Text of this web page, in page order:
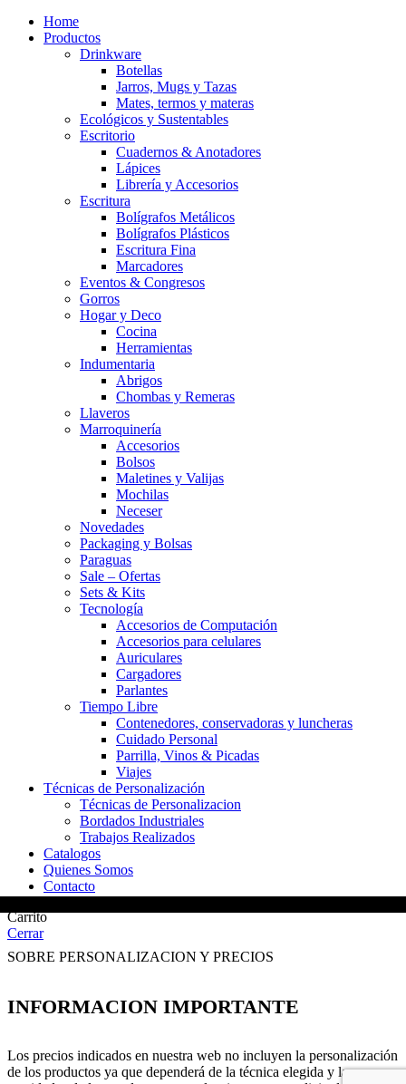
Home
Productos
Drinkware
Botellas
Jarros, Mugs y Tazas
Mates, termos y materas
Ecológicos y Sustentables
Escritorio
Cuadernos & Anotadores
Lápices
Librería y Accesorios
Escritura
Bolígrafos Metálicos
Bolígrafos Plásticos
Escritura Fina
Marcadores
Eventos & Congresos
Gorros
Hogar y Deco
Cocina
Herramientas
Indumentaria
Abrigos
Chombas y Remeras
Llaveros
Marroquinería
Accesorios
Bolsos
Maletines y Valijas
Mochilas
Neceser
Novedades
Packaging y Bolsas
Paraguas
Sale – Ofertas
Sets & Kits
Tecnología
Accesorios de Computación
Accesorios para celulares
Auriculares
Cargadores
Parlantes
Tiempo Libre
Contenedores, conservadoras y luncheras
Cuidado Personal
Parrilla, Vinos & Picadas
Viajes
Técnicas de Personalización
Técnicas de Personalizacion
Bordados Industriales
Trabajos Realizados
Catalogos
Quienes Somos
Contacto
Carrito
Cerrar
SOBRE PERSONALIZACION Y PRECIOS
INFORMACION IMPORTANTE
Los precios indicados en nuestra web no incluyen la personalización
de los productos ya que dependerá de la técnica elegida y las